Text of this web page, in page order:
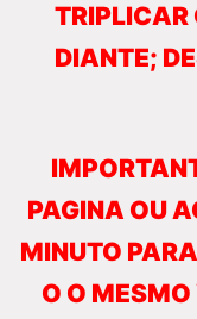
TRIPLICAR
DIANTE;
PAGINA OU
MINUTO
O O